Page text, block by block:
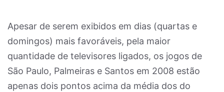
Apesar de serem exibidos em dias (quartas e
domingos) mais favoráveis, pela maior
quantidade de televisores ligados, os jogos de
São Paulo, Palmeiras e Santos em 2008 estão
apenas dois pontos acima da média dos do